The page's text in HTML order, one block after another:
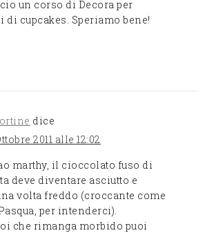
un corso di Decora per
di cupcakes. Speriamo bene!
dice
2011 alle 12:02
marthy, il cioccolato fuso di
deve diventare asciutto e
volta freddo (croccante come
per intenderci).
che rimanga morbido puoi